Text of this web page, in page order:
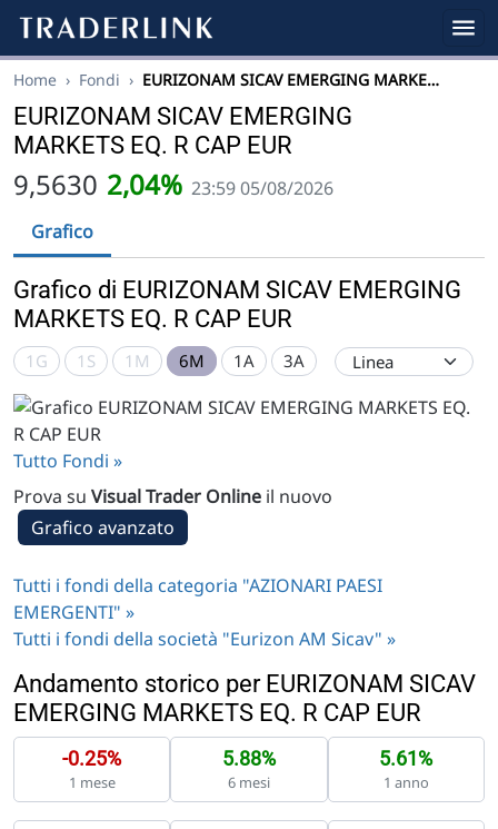
Home › Fondi › EURIZONAM SICAV EMERGING MARKE…
EURIZONAM SICAV EMERGING
MARKETS EQ. R CAP EUR
9,5630 2,04% 23:59 05/08/2026
Grafico
Grafico di EURIZONAM SICAV EMERGING
MARKETS EQ. R CAP EUR
1G 1S 1M 6M 1A 3A
Tutto Fondi »
Prova su Visual Trader Online il nuovo
Grafico avanzato
Tutti i fondi della categoria "AZIONARI PAESI
EMERGENTI" »
Tutti i fondi della società "Eurizon AM Sicav" »
Andamento storico per EURIZONAM SICAV
EMERGING MARKETS EQ. R CAP EUR
-0.25%
1 mese
5.88%
6 mesi
5.61%
1 anno